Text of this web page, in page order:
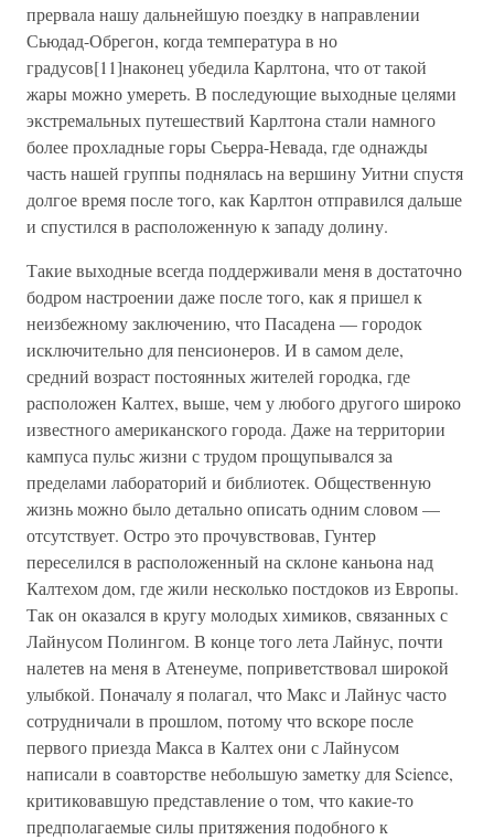
прервала нашу дальнейшую поездку в направлении
Сьюдад-Обрегон, когда температура в но
градусов[11]наконец убедила Карлтона, что от такой
жары можно умереть. В последующие выходные целями
экстремальных путешествий Карлтона стали намного
более прохладные горы Сьерра-Невада, где однажды
часть нашей группы поднялась на вершину Уитни спустя
долгое время после того, как Карлтон отправился дальше
и спустился в расположенную к западу долину.
Такие выходные всегда поддерживали меня в достаточно
бодром настроении даже после того, как я пришел к
неизбежному заключению, что Пасадена — городок
исключительно для пенсионеров. И в самом деле,
средний возраст постоянных жителей городка, где
расположен Калтех, выше, чем у любого другого широко
известного американского города. Даже на территории
кампуса пульс жизни с трудом прощупывался за
пределами лабораторий и библиотек. Общественную
жизнь можно было детально описать одним словом —
отсутствует. Остро это прочувствовав, Гунтер
переселился в расположенный на склоне каньона над
Калтехом дом, где жили несколько постдоков из Европы.
Так он оказался в кругу молодых химиков, связанных с
Лайнусом Полингом. В конце того лета Лайнус, почти
налетев на меня в Атенеуме, поприветствовал широкой
улыбкой. Поначалу я полагал, что Макс и Лайнус часто
сотрудничали в прошлом, потому что вскоре после
первого приезда Макса в Калтех они с Лайнусом
написали в соавторстве небольшую заметку для Science,
критиковавшую представление о том, что какие-то
предполагаемые силы притяжения подобного к